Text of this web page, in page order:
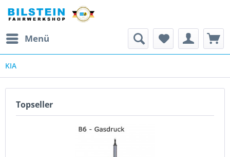
Menü
KIA
Topseller